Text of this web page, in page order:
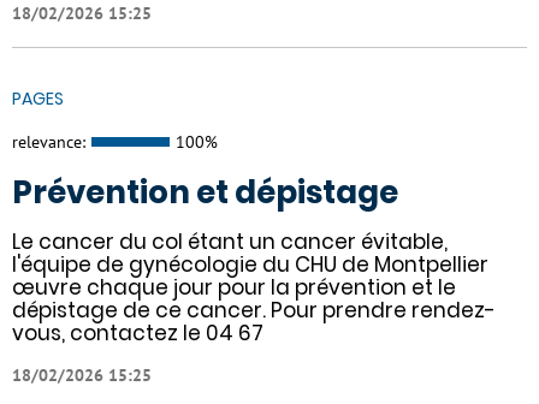
18/02/2026 15:25
PAGES
relevance: 100%
Prévention et dépistage
Le cancer du col étant un cancer évitable,
l'équipe de gynécologie du CHU de Montpellier
œuvre chaque jour pour la prévention et le
dépistage de ce cancer. Pour prendre rendez-
vous, contactez le 04 67
18/02/2026 15:25